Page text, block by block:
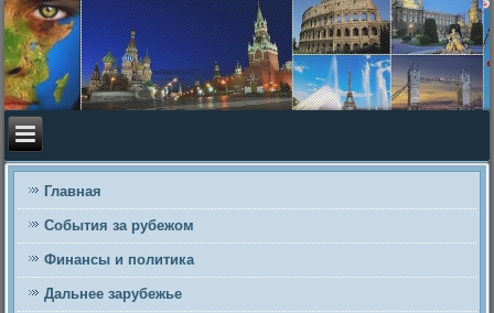
Главная
События за рубежом
Финансы и политика
Дальнее зарубежье